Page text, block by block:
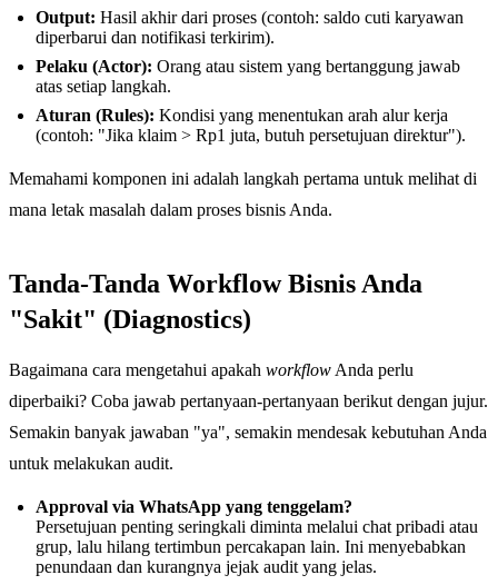
Output: Hasil akhir dari proses (contoh: saldo cuti karyawan
diperbarui dan notifikasi terkirim).
Pelaku (Actor): Orang atau sistem yang bertanggung jawab
atas setiap langkah.
Aturan (Rules): Kondisi yang menentukan arah alur kerja
(contoh: "Jika klaim > Rp1 juta, butuh persetujuan direktur").
Memahami komponen ini adalah langkah pertama untuk melihat di
mana letak masalah dalam proses bisnis Anda.
Tanda-Tanda Workflow Bisnis Anda
"Sakit" (Diagnostics)
Bagaimana cara mengetahui apakah workflow Anda perlu
diperbaiki? Coba jawab pertanyaan-pertanyaan berikut dengan jujur.
Semakin banyak jawaban "ya", semakin mendesak kebutuhan Anda
untuk melakukan audit.
Approval via WhatsApp yang tenggelam?
Persetujuan penting seringkali diminta melalui chat pribadi atau
grup, lalu hilang tertimbun percakapan lain. Ini menyebabkan
penundaan dan kurangnya jejak audit yang jelas.